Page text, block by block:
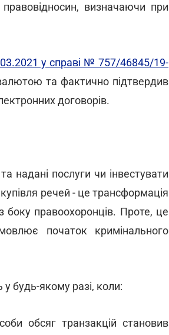
визначаючи при
у справі № 757/46845/19-
та фактично підтвердив
договорів.
надані послуги чи інвестувати
речей - це трансформація
боку правоохоронців. Проте, це
початок кримінального
будь-якому разі, коли:
обсяг транзакцій становив